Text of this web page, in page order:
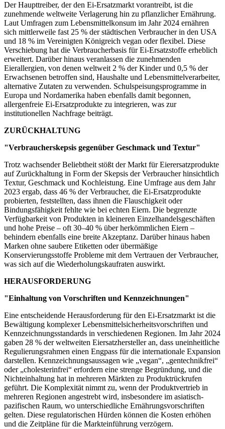
Der Haupttreiber, der den Ei-Ersatzmarkt vorantreibt, ist die
zunehmende weltweite Verlagerung hin zu pflanzlicher Ernährung.
Laut Umfragen zum Lebensmittelkonsum im Jahr 2024 ernähren
sich mittlerweile fast 25 % der städtischen Verbraucher in den USA
und 18 % im Vereinigten Königreich vegan oder flexibel. Diese
Verschiebung hat die Verbraucherbasis für Ei-Ersatzstoffe erheblich
erweitert. Darüber hinaus veranlassen die zunehmenden
Eierallergien, von denen weltweit 2 % der Kinder und 0,5 % der
Erwachsenen betroffen sind, Haushalte und Lebensmittelverarbeiter,
alternative Zutaten zu verwenden. Schulspeisungsprogramme in
Europa und Nordamerika haben ebenfalls damit begonnen,
allergenfreie Ei-Ersatzprodukte zu integrieren, was zur
institutionellen Nachfrage beiträgt.
ZURÜCKHALTUNG
"Verbraucherskepsis gegenüber Geschmack und Textur"
Trotz wachsender Beliebtheit stößt der Markt für Eierersatzprodukte
auf Zurückhaltung in Form der Skepsis der Verbraucher hinsichtlich
Textur, Geschmack und Kochleistung. Eine Umfrage aus dem Jahr
2023 ergab, dass 46 % der Verbraucher, die Ei-Ersatzprodukte
probierten, feststellten, dass ihnen die Flauschigkeit oder
Bindungsfähigkeit fehlte wie bei echten Eiern. Die begrenzte
Verfügbarkeit von Produkten in kleineren Einzelhandelsgeschäften
und hohe Preise – oft 30–40 % über herkömmlichen Eiern –
behindern ebenfalls eine breite Akzeptanz. Darüber hinaus haben
Marken ohne saubere Etiketten oder übermäßige
Konservierungsstoffe Probleme mit dem Vertrauen der Verbraucher,
was sich auf die Wiederholungskaufraten auswirkt.
HERAUSFORDERUNG
"Einhaltung von Vorschriften und Kennzeichnungen"
Eine entscheidende Herausforderung für den Ei-Ersatzmarkt ist die
Bewältigung komplexer Lebensmittelsicherheitsvorschriften und
Kennzeichnungsstandards in verschiedenen Regionen. Im Jahr 2024
gaben 28 % der weltweiten Eiersatzhersteller an, dass uneinheitliche
Regulierungsrahmen einen Engpass für die internationale Expansion
darstellen. Kennzeichnungsaussagen wie „vegan“, „gentechnikfrei“
oder „cholesterinfrei“ erfordern eine strenge Begründung, und die
Nichteinhaltung hat in mehreren Märkten zu Produktrückrufen
geführt. Die Komplexität nimmt zu, wenn der Produktvertrieb in
mehreren Regionen angestrebt wird, insbesondere im asiatisch-
pazifischen Raum, wo unterschiedliche Ernährungsvorschriften
gelten. Diese regulatorischen Hürden können die Kosten erhöhen
und die Zeitpläne für die Markteinführung verzögern.